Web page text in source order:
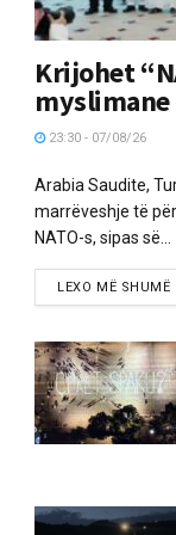
Krijohet
myslimane
23:30 - 07/08/26
Arabia Saudite,
marrëveshje të
NATO-s, sipas së...
LEXO MË SHUMË